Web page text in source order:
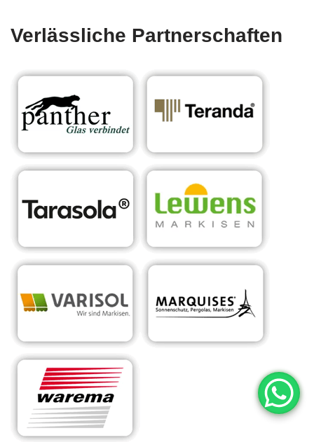
Verlässliche Partnerschaften